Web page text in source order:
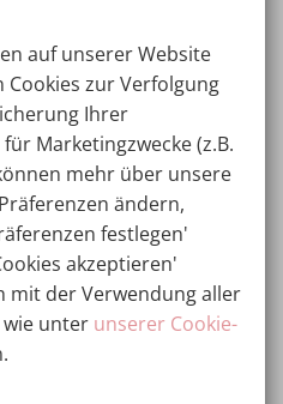
verstehen, dass die
nicht leicht ist.
Beratung, bei der
mit Ihnen im Vorfeld
Wenn es für Ihre
Zahnärzte immer mit
sprechen,
und
können Sie eine
treffen, welche
auf unserer Website
Cookies zur Verfolgung
Ihrer
Marketingzwecke (z.B.
mehr über unsere
ändern,
festlegen'
akzeptieren'
mit der Verwendung aller
wie unter unserer Cookie-